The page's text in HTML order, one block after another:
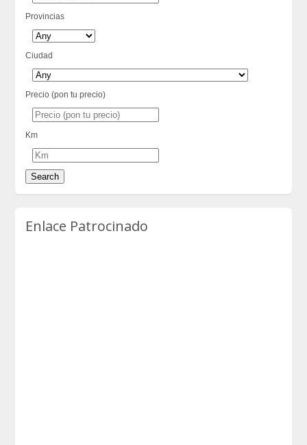
Provincias
Ciudad
Precio (pon tu precio)
Km
Enlace Patrocinado